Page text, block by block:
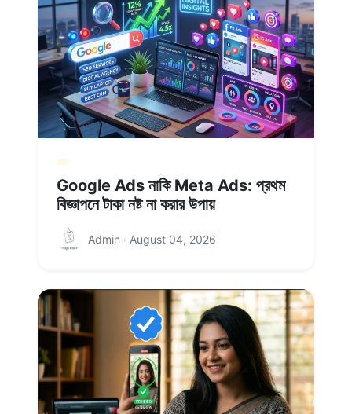
Google Ads নাকি Meta Ads: প্রথম
বিজ্ঞাপনে টাকা নষ্ট না করার উপায়
Admin · August 04, 2026